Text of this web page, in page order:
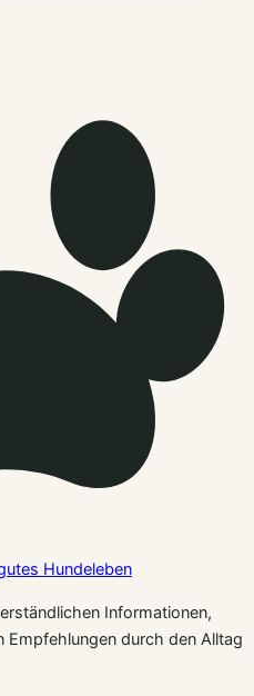
Hundeleben
Informationen,
durch den Alltag